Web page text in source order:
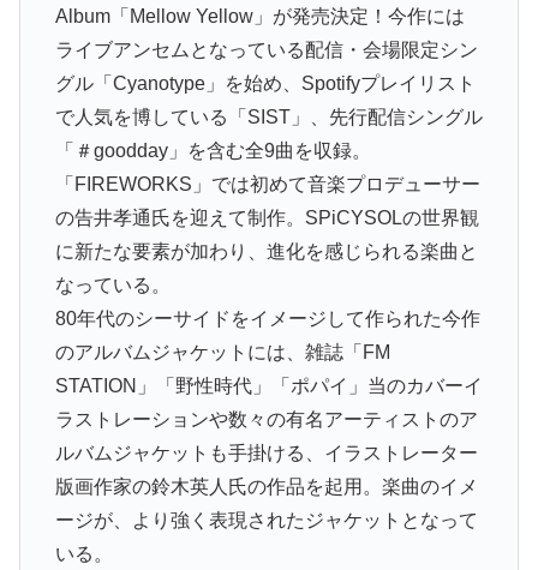
Album「Mellow Yellow」が発売決定！今作には
ライブアンセムとなっている配信・会場限定シン
グル「Cyanotype」を始め、Spotifyプレイリスト
で人気を博している「SIST」、先行配信シングル
「＃goodday」を含む全9曲を収録。
「FIREWORKS」では初めて音楽プロデューサー
の告井孝通氏を迎えて制作。SPiCYSOLの世界観
に新たな要素が加わり、進化を感じられる楽曲と
なっている。
80年代のシーサイドをイメージして作られた今作
のアルバムジャケットには、雑誌「FM
STATION」「野性時代」「ポパイ」当のカバーイ
ラストレーションや数々の有名アーティストのア
ルバムジャケットも手掛ける、イラストレーター
版画作家の鈴木英人氏の作品を起用。楽曲のイメ
ージが、より強く表現されたジャケットとなって
いる。